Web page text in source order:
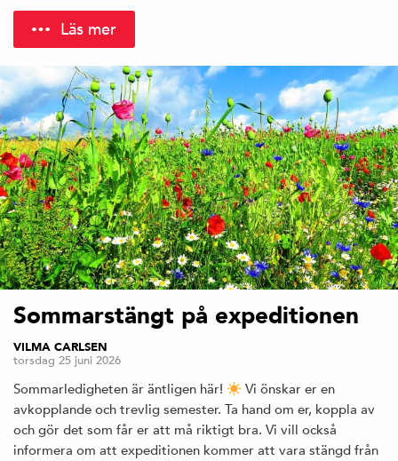
Läs mer
Sommarstängt på expeditionen
VILMA CARLSEN
torsdag 25 juni 2026
Sommarledigheten är äntligen här!
Vi önskar er en
avkopplande och trevlig semester. Ta hand om er, koppla av
och gör det som får er att må riktigt bra. Vi vill också
informera om att expeditionen kommer att vara stängd från